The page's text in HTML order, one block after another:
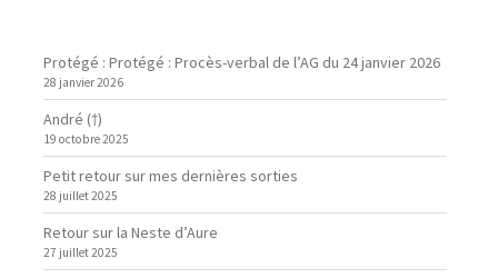
Protégé : Protégé : Procès-verbal de l’AG du 24 janvier 2026
28 janvier 2026
André (†)
19 octobre 2025
Petit retour sur mes dernières sorties
28 juillet 2025
Retour sur la Neste d’Aure
27 juillet 2025